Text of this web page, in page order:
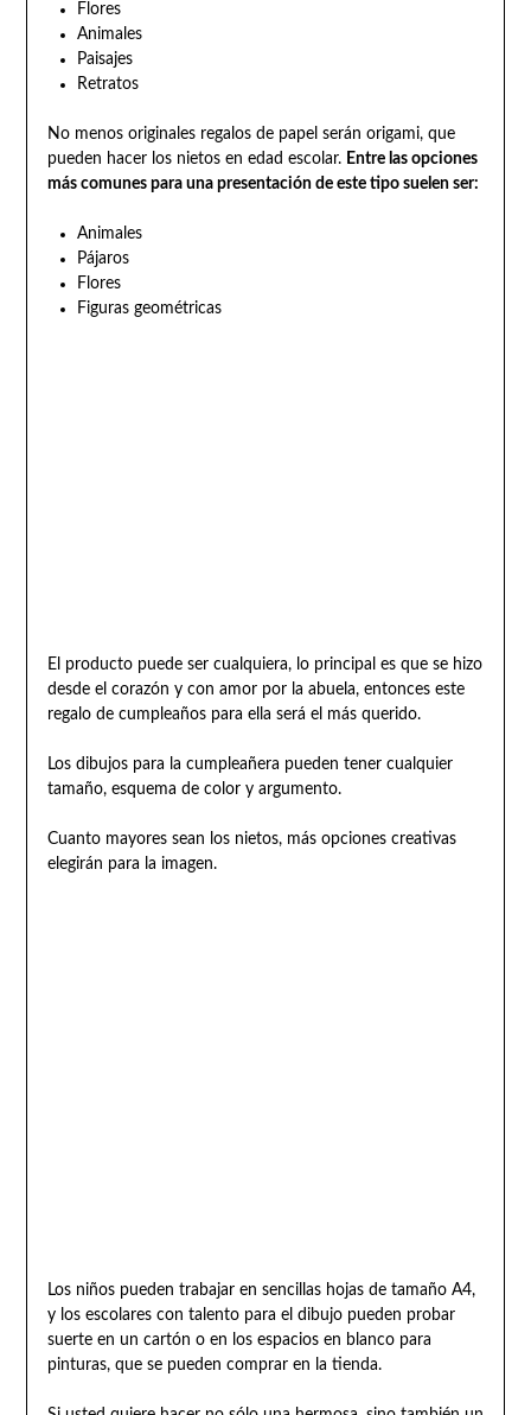
Flores
Animales
Paisajes
Retratos
No menos originales regalos de papel serán origami, que
pueden hacer los nietos en edad escolar. Entre las opciones
más comunes para una presentación de este tipo suelen ser:
Animales
Pájaros
Flores
Figuras geométricas
El producto puede ser cualquiera, lo principal es que se hizo
desde el corazón y con amor por la abuela, entonces este
regalo de cumpleaños para ella será el más querido.
Los dibujos para la cumpleañera pueden tener cualquier
tamaño, esquema de color y argumento.
Cuanto mayores sean los nietos, más opciones creativas
elegirán para la imagen.
Los niños pueden trabajar en sencillas hojas de tamaño A4,
y los escolares con talento para el dibujo pueden probar
suerte en un cartón o en los espacios en blanco para
pinturas, que se pueden comprar en la tienda.